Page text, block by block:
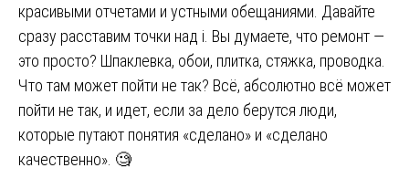
красивыми отчетами и устными обещаниями. Давайте
сразу расставим точки над i. Вы думаете, что ремонт —
это просто? Шпаклевка, обои, плитка, стяжка, проводка.
Что там может пойти не так? Всё, абсолютно всё может
пойти не так, и идет, если за дело берутся люди,
которые путают понятия «сделано» и «сделано
качественно». 🧐